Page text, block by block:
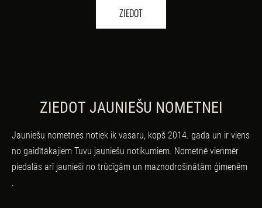
ZIEDOT
ZIEDOT JAUNIEŠU NOMETNEI
Jauniešu nometnes notiek ik vasaru, kopš 2014. gada un ir viens
no gaidītākajiem Tuvu jauniešu notikumiem. Nometnē vienmēr
piedalās arī jaunieši no trūcīgām un maznodrošinātām ģimenēm
.